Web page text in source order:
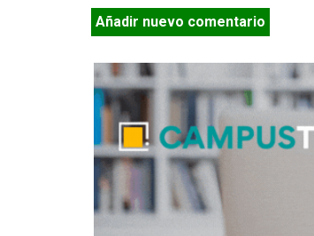
Añadir nuevo comentario